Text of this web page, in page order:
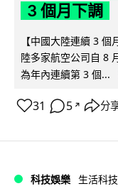
3 個月下調
【中國大陸連續 3
陸多家航空公司自 8
為年內連續第 3 個...
31 5 ↗ 分
科技娛樂 生活科技